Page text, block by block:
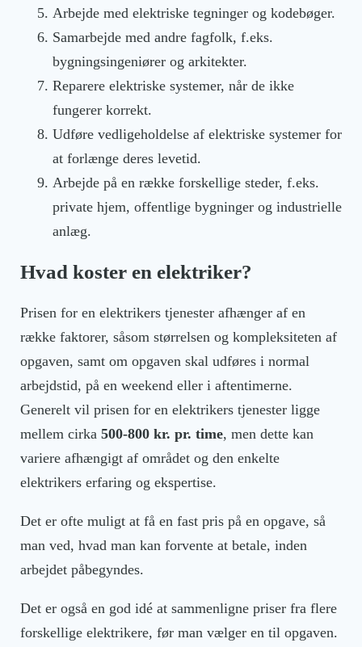
Arbejde med elektriske tegninger og kodebøger.
Samarbejde med andre fagfolk, f.eks.
bygningsingeniører og arkitekter.
Reparere elektriske systemer, når de ikke
fungerer korrekt.
Udføre vedligeholdelse af elektriske systemer for
at forlænge deres levetid.
Arbejde på en række forskellige steder, f.eks.
private hjem, offentlige bygninger og industrielle
anlæg.
Hvad koster en elektriker?
Prisen for en elektrikers tjenester afhænger af en
række faktorer, såsom størrelsen og kompleksiteten af
opgaven, samt om opgaven skal udføres i normal
arbejdstid, på en weekend eller i aftentimerne.
Generelt vil prisen for en elektrikers tjenester ligge
mellem cirka 500-800 kr. pr. time, men dette kan
variere afhængigt af området og den enkelte
elektrikers erfaring og ekspertise.
Det er ofte muligt at få en fast pris på en opgave, så
man ved, hvad man kan forvente at betale, inden
arbejdet påbegyndes.
Det er også en god idé at sammenligne priser fra flere
forskellige elektrikere, før man vælger en til opgaven.